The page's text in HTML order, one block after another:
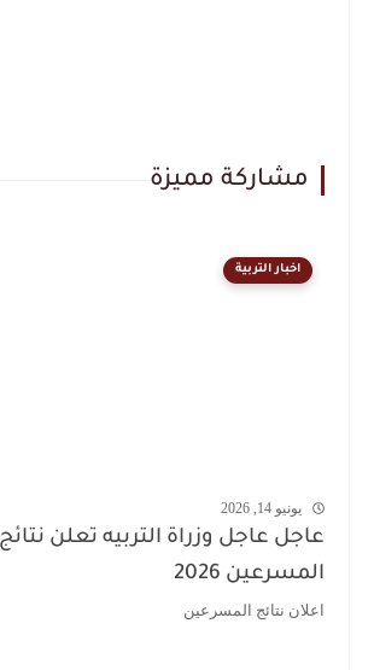
مشاركة مميزة
اخبار التربية
يونيو 14, 2026
عاجل عاجل وزراة التربيه تعلن
المسرعين 2026
اعلان نتائج المسرعين